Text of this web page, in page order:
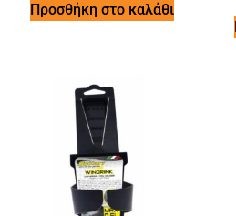
Προσθήκη στο καλάθι